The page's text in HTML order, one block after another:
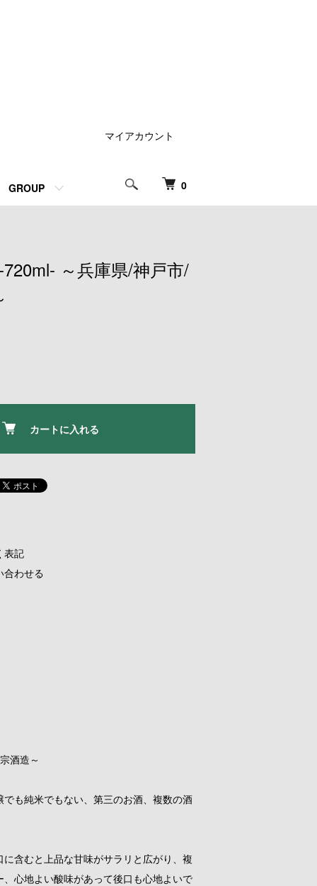
0
GROUP
マイアカウント
～兵庫県/神戸市/
カートに入れる
表記
合わせる
酒造～
も純米でもない、第三のお酒、複数の酒
含むと上品な甘味がサラリと広がり、複
心地よい酸味があって後口も心地よいで